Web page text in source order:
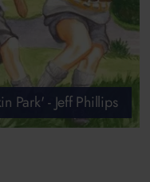
Park' - Jeff Phillips